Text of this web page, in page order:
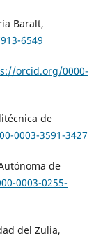
Baralt,
6549
orcid.org/0000-
de
0003-3591-3427
de
0003-0255-
del Zulia,